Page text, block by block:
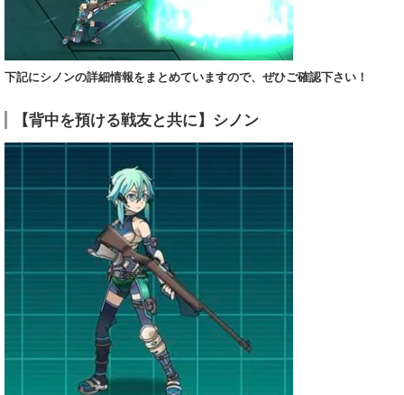
下記にシノンの詳細情報をまとめていますので、ぜひご確認下さい！
【背中を預ける戦友と共に】シノン